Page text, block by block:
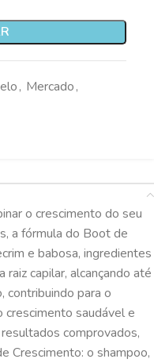
, Mercado,
o crescimento do seu
a fórmula do Boot de
e babosa, ingredientes
capilar, alcançando até
contribuindo para o
saudável e
comprovados,
Crescimento: o shampoo,